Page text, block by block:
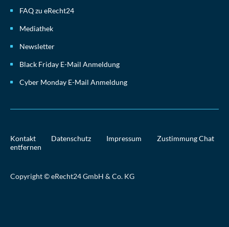
FAQ zu eRecht24
Mediathek
Newsletter
Black Friday E-Mail Anmeldung
Cyber Monday E-Mail Anmeldung
Kontakt Datenschutz Impressum
Zustimmung Chat
entfernen
Copyright © eRecht24 GmbH & Co. KG